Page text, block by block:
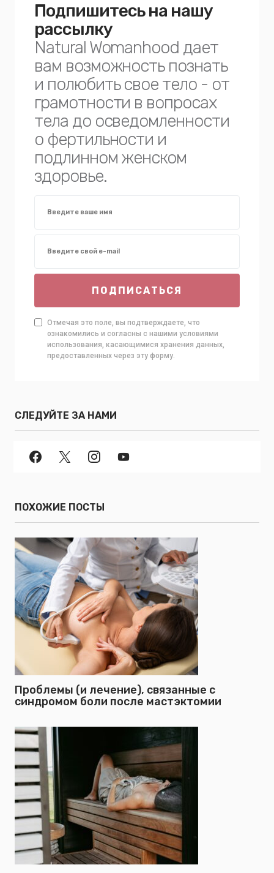
Подпишитесь на нашу
рассылку
Natural Womanhood дает
вам возможность познать
и полюбить свое тело - от
грамотности в вопросах
тела до осведомленности
о фертильности и
подлинном женском
здоровье.
ПОДПИСАТЬСЯ
Отмечая это поле, вы подтверждаете, что
ознакомились и согласны с нашими условиями
использования, касающимися хранения данных,
предоставленных через эту форму.
СЛЕДУЙТЕ ЗА НАМИ
ПОХОЖИЕ ПОСТЫ
Проблемы (и лечение), связанные с
синдромом боли после мастэктомии